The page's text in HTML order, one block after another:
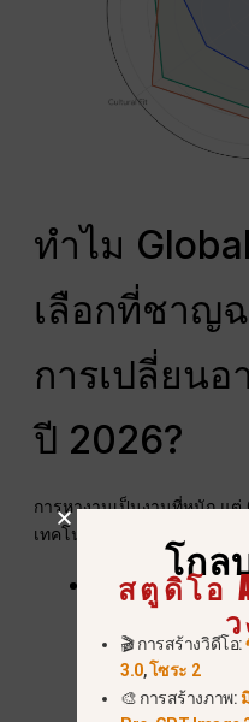
ทำไม
เลือกที่ชาญ
การเปลี่ยน
ปี 2026?
การหางานเป็นงานที่หนัก แต่
เทคโนโลยีที่ดีที่สุดในโลกง่าย
ข้อได้เปรียบแบ
มากกว่า 100 รุ่น
สำหรับเว็บไซต์
สามารถใช้
โกล
สตูดิโอ
🎬 การสร้างวิดีโอ:
3.0,โซระ 2
🎨 การสร้างภาพ: